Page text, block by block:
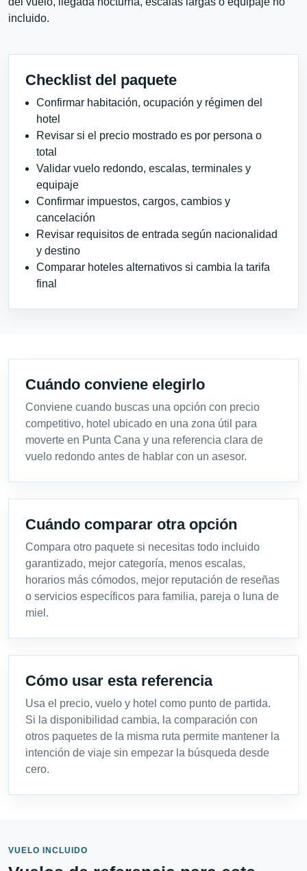
incluido.
Checklist del paquete
Confirmar habitación, ocupación y régimen del
hotel
Revisar si el precio mostrado es por persona o
total
Validar vuelo redondo, escalas, terminales y
equipaje
Confirmar impuestos, cargos, cambios y
cancelación
Revisar requisitos de entrada según nacionalidad
y destino
Comparar hoteles alternativos si cambia la tarifa
final
Cuándo conviene elegirlo
Conviene cuando buscas una opción con precio
competitivo, hotel ubicado en una zona útil para
moverte en Punta Cana y una referencia clara de
vuelo redondo antes de hablar con un asesor.
Cuándo comparar otra opción
Compara otro paquete si necesitas todo incluido
garantizado, mejor categoría, menos escalas,
horarios más cómodos, mejor reputación de reseñas
o servicios específicos para familia, pareja o luna de
miel.
Cómo usar esta referencia
Usa el precio, vuelo y hotel como punto de partida.
Si la disponibilidad cambia, la comparación con
otros paquetes de la misma ruta permite mantener la
intención de viaje sin empezar la búsqueda desde
cero.
VUELO INCLUIDO